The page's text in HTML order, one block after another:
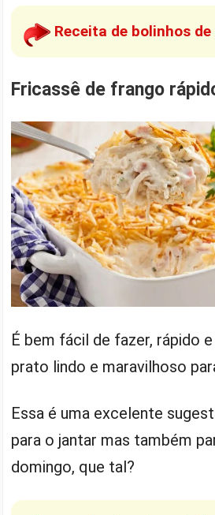
Receita de bolinhos
Fricassê de frango
É bem fácil de fazer, rápido
prato lindo e maravilhoso
Essa é uma excelente
para o jantar mas também
domingo, que tal?